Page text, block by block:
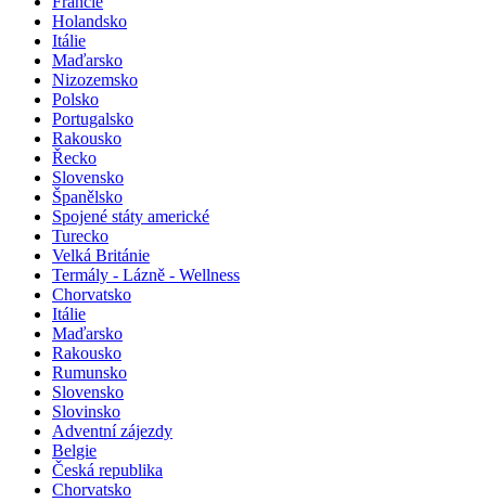
Holandsko
Itálie
Maďarsko
Nizozemsko
Polsko
Portugalsko
Rakousko
Řecko
Slovensko
Španělsko
Spojené státy americké
Turecko
Velká Británie
Termály - Lázně - Wellness
Chorvatsko
Itálie
Maďarsko
Rakousko
Rumunsko
Slovensko
Slovinsko
Adventní zájezdy
Belgie
Česká republika
Chorvatsko